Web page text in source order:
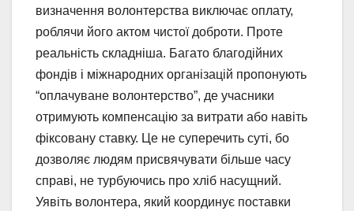
визначення волонтерства виключає оплату,
роблячи його актом чистої доброти. Проте
реальність складніша. Багато благодійних
фондів і міжнародних організацій пропонують
“оплачуване волонтерство”, де учасники
отримують компенсацію за витрати або навіть
фіксовану ставку. Це не суперечить суті, бо
дозволяє людям присвячувати більше часу
справі, не турбуючись про хліб насущний.
Уявіть волонтера, який координує поставки